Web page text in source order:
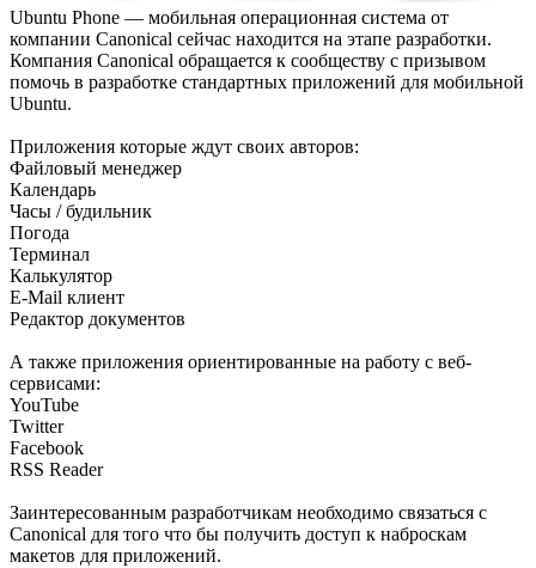
Ubuntu Phone — мобильная операционная система от
компании Canonical сейчас находится на этапе разработки.
Компания Canonical обращается к сообществу с призывом
помочь в разработке стандартных приложений для мобильной
Ubuntu.
Приложения которые ждут своих авторов:
Файловый менеджер
Календарь
Часы / будильник
Погода
Терминал
Калькулятор
E-Mail клиент
Редактор документов
А также приложения ориентированные на работу с веб-
сервисами:
YouTube
Twitter
Facebook
RSS Reader
Заинтересованным разработчикам необходимо связаться с
Canonical для того что бы получить доступ к наброскам
макетов для приложений.